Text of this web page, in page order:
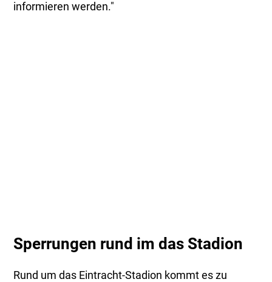
informieren werden."
Sperrungen rund im das Stadion
Rund um das Eintracht-Stadion kommt es zu